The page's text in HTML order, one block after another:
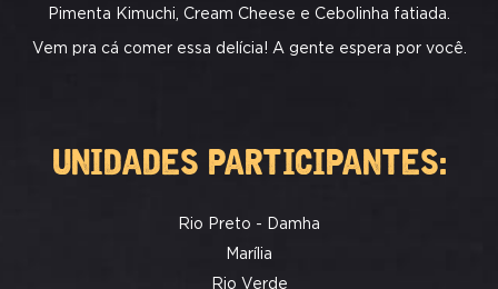
Pimenta Kimuchi, Cream Cheese e Cebolinha fatiada.
Vem pra cá comer essa delícia! A gente espera por você.
UNIDADES PARTICIPANTES:
Rio Preto - Damha
Marília
Rio Verde